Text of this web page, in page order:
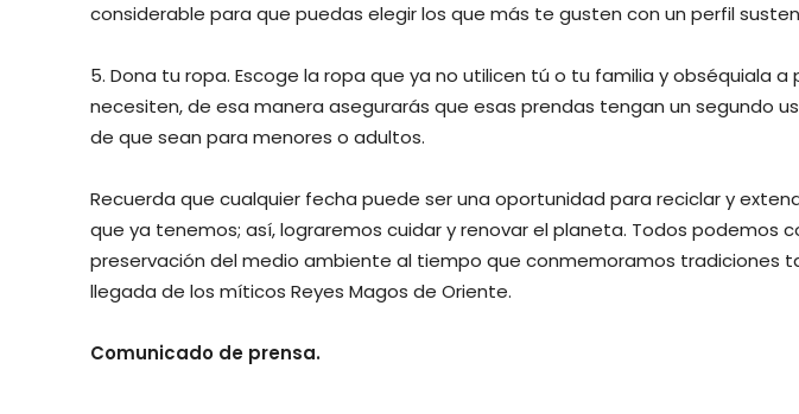
considerable para que puedas elegir los que más te gusten con un perfil
5. Dona tu ropa. Escoge la ropa que ya no utilicen tú o tu familia y obséquiala a
necesiten, de esa manera asegurarás que esas prendas tengan un segundo
de que sean para menores o adultos.
Recuerda que cualquier fecha puede ser una oportunidad para reciclar y
que ya tenemos; así, lograremos cuidar y renovar el planeta. Todos podemos
preservación del medio ambiente al tiempo que conmemoramos tradiciones
llegada de los míticos Reyes Magos de Oriente.
Comunicado de prensa.